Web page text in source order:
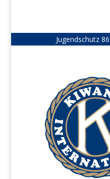
Jugendschutz